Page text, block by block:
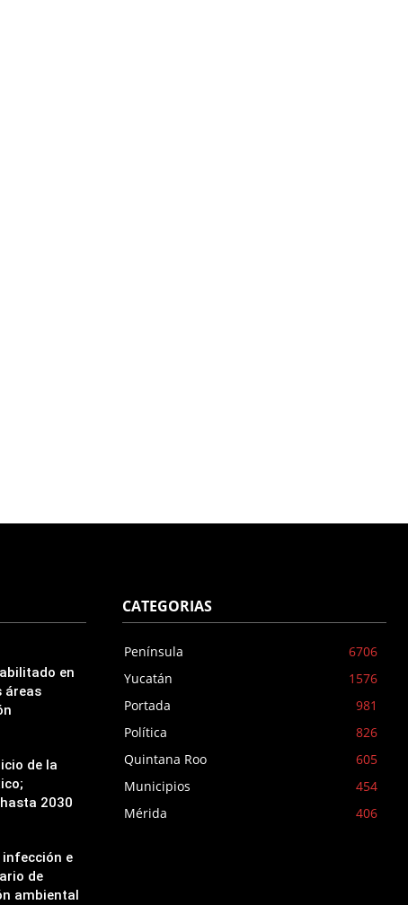
en
áreas
de la
2030
e
de
ambiental
CATEGORIAS
Península
6706
Yucatán
1576
Portada
981
Política
826
Quintana Roo
605
Municipios
454
Mérida
406